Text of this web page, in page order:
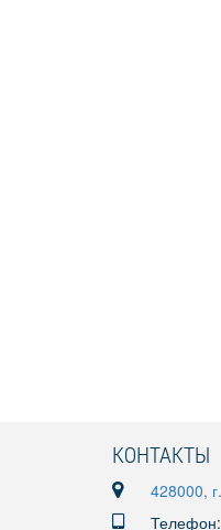
КОНТАКТЫ
428000,